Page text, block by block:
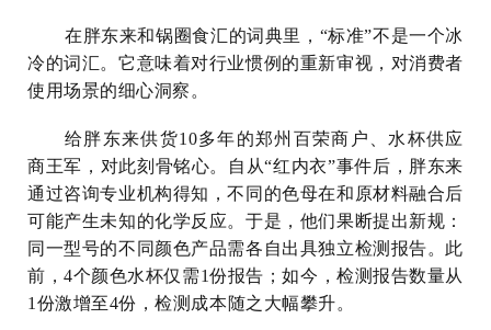
在胖东来和锅圈食汇的词典里，“标准”不是一个冰
冷的词汇。它意味着对行业惯例的重新审视，对消费者
使用场景的细心洞察。
给胖东来供货10多年的郑州百荣商户、水杯供应
商王军，对此刻骨铭心。自从“红内衣”事件后，胖东来
通过咨询专业机构得知，不同的色母在和原材料融合后
可能产生未知的化学反应。于是，他们果断提出新规：
同一型号的不同颜色产品需各自出具独立检测报告。此
前，4个颜色水杯仅需1份报告；如今，检测报告数量从
1份激增至4份，检测成本随之大幅攀升。